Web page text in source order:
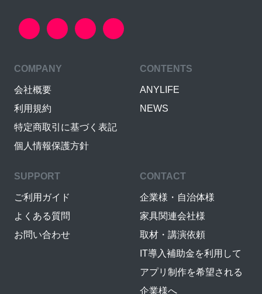
COMPANY
会社概要
利用規約
特定商取引に基づく表記
個人情報保護方針
CONTENTS
ANYLIFE
NEWS
SUPPORT
ご利用ガイド
よくある質問
お問い合わせ
CONTACT
企業様・自治体様
家具関連会社様
取材・講演依頼
IT導入補助金を利用して
アプリ制作を希望される
企業様へ